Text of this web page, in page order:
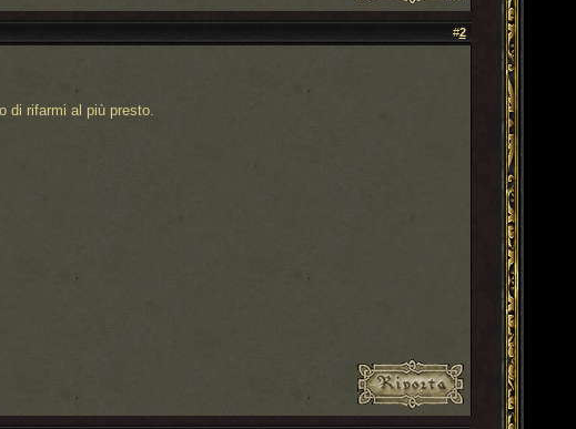
#2
di rifarmi al più presto.